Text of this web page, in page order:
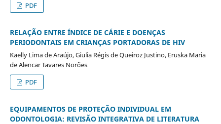
PDF
RELAÇÃO ENTRE ÍNDICE DE CÁRIE E DOENÇAS
PERIODONTAIS EM CRIANÇAS PORTADORAS DE HIV
Kaelly Lima de Araújo, Giulia Régis de Queiroz Justino, Eruska Maria
de Alencar Tavares Norões
PDF
EQUIPAMENTOS DE PROTEÇÃO INDIVIDUAL EM
ODONTOLOGIA: REVISÃO INTEGRATIVA DE LITERATURA